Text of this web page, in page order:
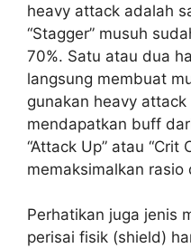
heavy attack adalah
“Stagger” musuh
70%. Satu atau dua
langsung membuat
gunakan heavy
mendapatkan buff
“Attack Up” atau “Crit
memaksimalkan rasio
Perhatikan juga jenis
perisai fisik (shield)